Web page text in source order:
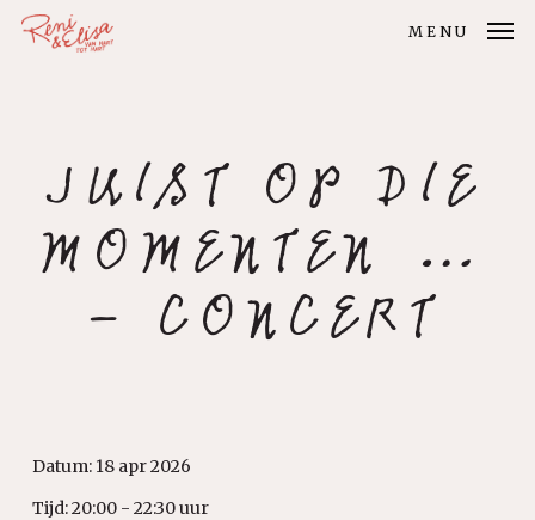
Skip
MENU
JUIST OP DIE
MOMENTEN …
– CONCERT
Datum: 18 apr 2026
Tijd:20:00 - 22:30 uur